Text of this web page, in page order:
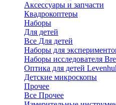
Аксессуары и запчасти
Квадрокоптеры
Наборы
Для детей
Все Для детей
Наборы для
Наборы исследователя
Оптика для детей
Детские микроскопы
Прочее
Все Прочее